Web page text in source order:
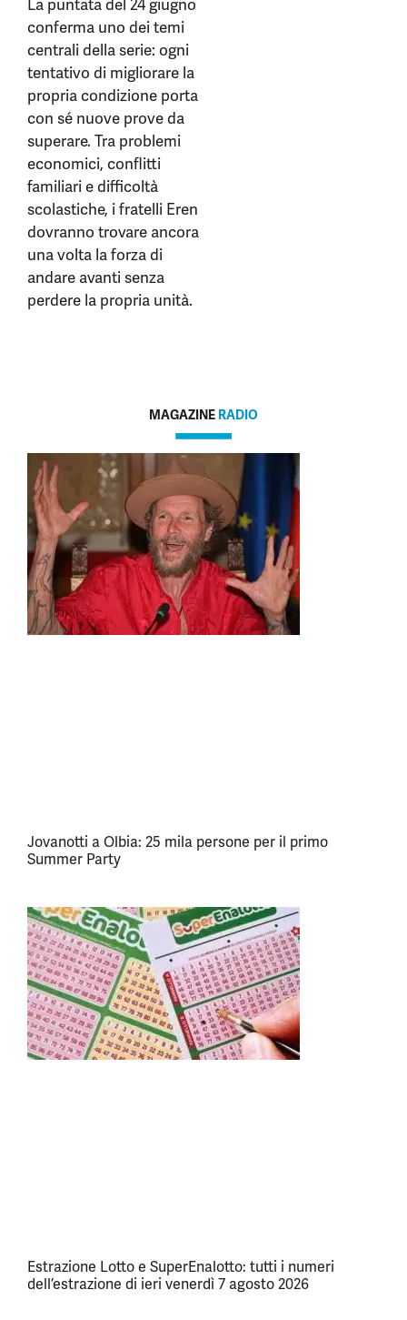
La puntata del 24 giugno
conferma uno dei temi
centrali della serie: ogni
tentativo di migliorare la
propria condizione porta
con sé nuove prove da
superare. Tra problemi
economici, conflitti
familiari e difficoltà
scolastiche, i fratelli Eren
dovranno trovare ancora
una volta la forza di
andare avanti senza
perdere la propria unità.
MAGAZINE RADIO
Jovanotti a Olbia: 25 mila persone per il primo
Summer Party
Estrazione Lotto e SuperEnalotto: tutti i numeri
dell’estrazione di ieri venerdì 7 agosto 2026